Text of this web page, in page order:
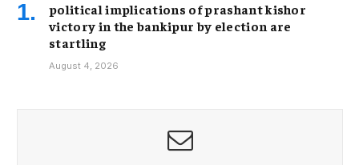
political implications of prashant kishor
victory in the bankipur by election are
startling
August 4, 2026